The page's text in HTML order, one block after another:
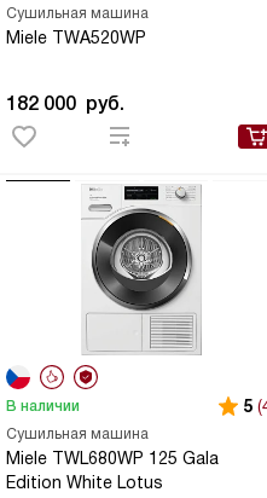
Сушильная машина
Miele TWA520WP
182 000 руб.
Сушильная машина
Miele TWL680WP 125 Gala
Edition White Lotus
В наличии 5